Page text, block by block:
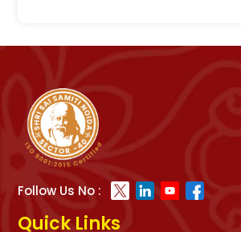
Follow Us No :
Quick Links